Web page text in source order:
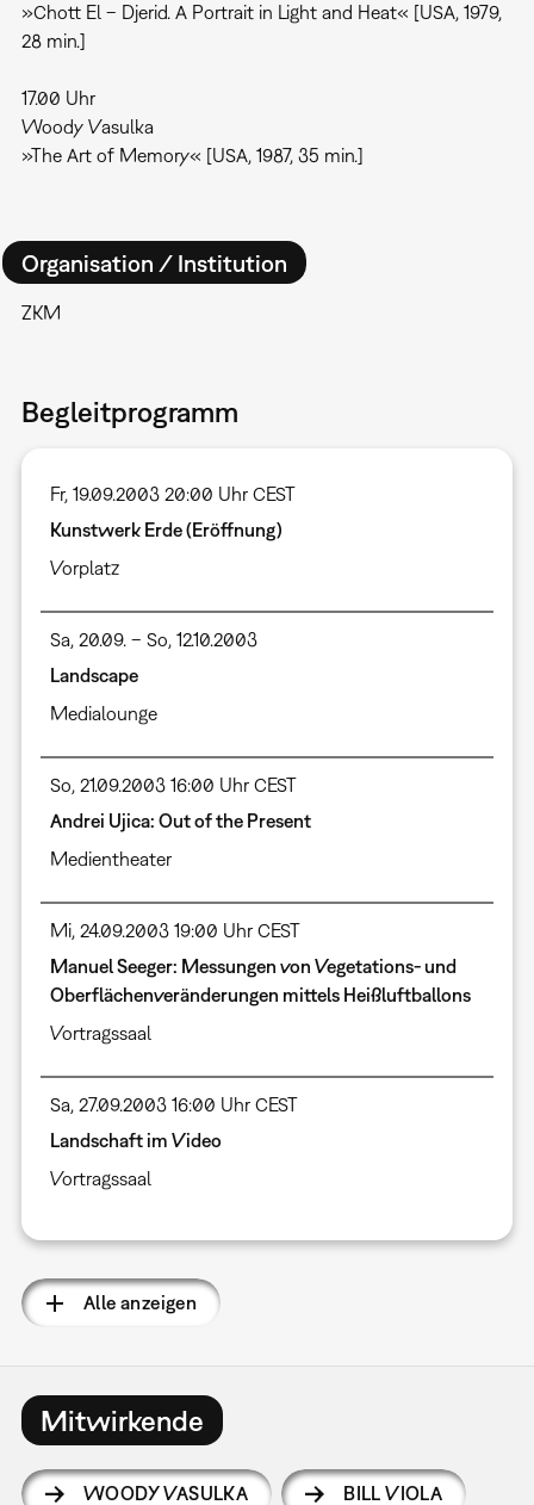
»Chott El – Djerid. A Portrait in Light and Heat« [USA, 1979,
28 min.]
17.00 Uhr
Woody Vasulka
»The Art of Memory« [USA, 1987, 35 min.]
Organisation / Institution
ZKM
Begleitprogramm
Fr, 19.09.2003 20:00 Uhr CEST
Kunstwerk Erde (Eröffnung)
Vorplatz
Sa, 20.09. – So, 12.10.2003
Landscape
Medialounge
So, 21.09.2003 16:00 Uhr CEST
Andrei Ujica: Out of the Present
Medientheater
Mi, 24.09.2003 19:00 Uhr CEST
Manuel Seeger: Messungen von Vegetations- und
Oberflächenveränderungen mittels Heißluftballons
Vortragssaal
Sa, 27.09.2003 16:00 Uhr CEST
Landschaft im Video
Vortragssaal
Alle anzeigen
Mitwirkende
WOODY VASULKA BILL VIOLA